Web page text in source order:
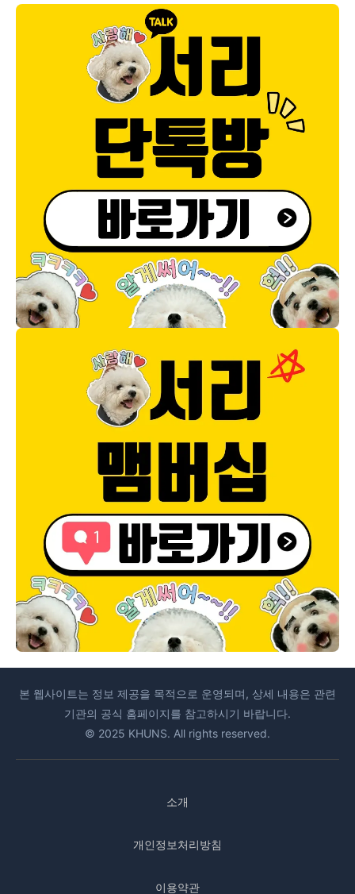
본 웹사이트는 정보 제공을 목적으로 운영되며, 상세 내용은 관련
기관의 공식 홈페이지를 참고하시기 바랍니다.
© 2025 KHUNS. All rights reserved.
소개
개인정보처리방침
이용약관